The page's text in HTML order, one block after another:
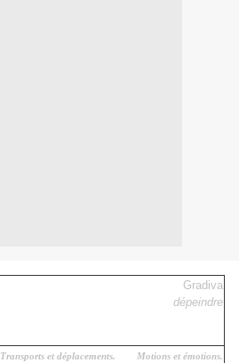
Gradiva
dépeindre
Transports et déplacements. Motions et émotions.